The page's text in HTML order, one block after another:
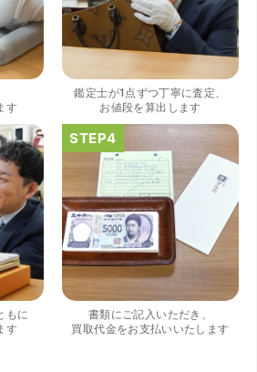
いにして頂いたうえで質入れ金額を
初めてで感動しました。
く丁寧に対応して頂きました。 ホー
がとても良かったので、質屋自体初
対応して頂きました担当の方もすご
から質屋をご利用される方は是非オ
す
鑑定士が1点ずつ丁寧に査定、
お値段を算出します
もに
す
書類にご記入いただき、
買取代金をお支払いいたします